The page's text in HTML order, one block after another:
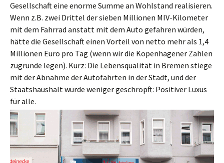
Gesellschaft eine enorme Summe an Wohlstand realisieren.
Wenn z.B. zwei Drittel der sieben Millionen MIV-Kilometer
mit dem Fahrrad anstatt mit dem Auto gefahren würden,
hätte die Gesellschaft einen Vorteil von netto mehr als 1,4
Millionen Euro pro Tag (wenn wir die Kopenhagener Zahlen
zugrunde legen). Kurz: Die Lebensqualität in Bremen stiege
mit der Abnahme der Autofahrten in der Stadt, und der
Staatshaushalt würde weniger geschröpft: Positiver Luxus
für alle.